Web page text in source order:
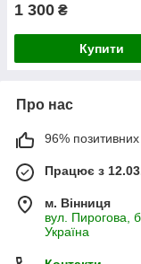
1 300 ₴
Купити
Про нас
96% позитивних
Працює з
м. Вінниця
вул. Пирогова,
Україна